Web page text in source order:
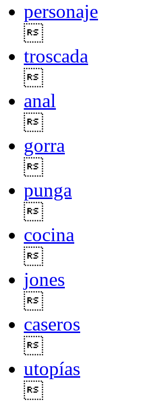
personaje
troscada
anal
gorra
punga
cocina
jones
caseros
utopías